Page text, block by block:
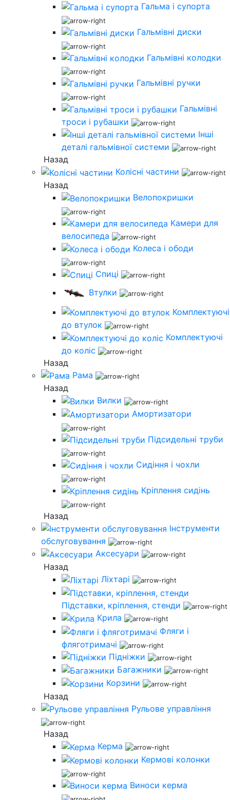
Гальма і супорта
Гальмівні диски
Гальмівні колодки
Гальмівні ручки
Гальмівні
троси і рубашки
Інші
деталі гальмівної системи
Назад
Колісні частини
Назад
Велопокришки
Камери для
велосипеда
Колеса і ободи
Спиці
Втулки
Комплектуючі
до втулок
Комплектуючі
до коліс
Назад
Рама
Назад
Вилки
Амортизатори
Підсидельні труби
Сидіння і чохли
Кріплення сидінь
Назад
Інструменти
обслуговування
Аксесуари
Назад
Ліхтарі
Підставки, кріплення, стенди
Крила
Фляги і
фляготримачі
Підніжки
Багажники
Корзини
Назад
Рульове управління
Назад
Керма
Кермові колонки
Виноси керма